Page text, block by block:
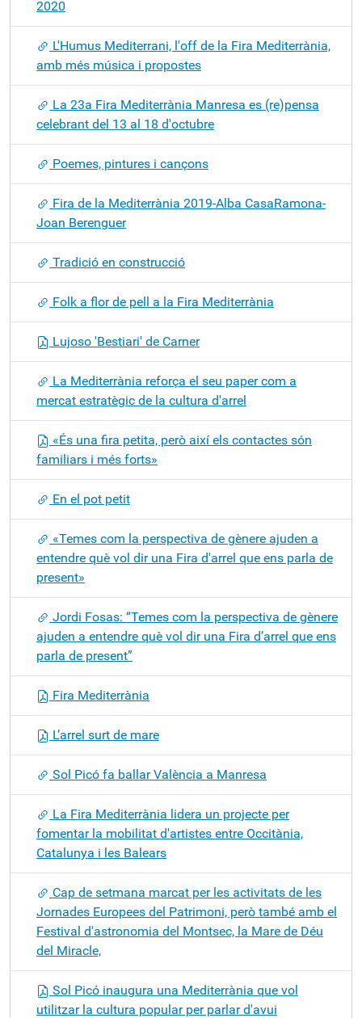
2020
L'Humus Mediterrani, l'off de la Fira Mediterrània,
amb més música i propostes
La 23a Fira Mediterrània Manresa es (re)pensa
celebrant del 13 al 18 d'octubre
Poemes, pintures i cançons
Fira de la Mediterrània 2019-Alba CasaRamona-
Joan Berenguer
Tradició en construcció
Folk a flor de pell a la Fira Mediterrània
Lujoso 'Bestiari' de Carner
La Mediterrània reforça el seu paper com a
mercat estratègic de la cultura d'arrel
«És una fira petita, però així els contactes són
familiars i més forts»
En el pot petit
«Temes com la perspectiva de gènere ajuden a
entendre què vol dir una Fira d'arrel que ens parla de
present»
Jordi Fosas: “Temes com la perspectiva de gènere
ajuden a entendre què vol dir una Fira d’arrel que ens
parla de present”
Fira Mediterrània
L’arrel surt de mare
Sol Picó fa ballar València a Manresa
La Fira Mediterrània lidera un projecte per
fomentar la mobilitat d'artistes entre Occitània,
Catalunya i les Balears
Cap de setmana marcat per les activitats de les
Jornades Europees del Patrimoni, però també amb el
Festival d'astronomia del Montsec, la Mare de Déu
del Miracle,
Sol Picó inaugura una Mediterrània que vol
utilitzar la cultura popular per parlar d'avui